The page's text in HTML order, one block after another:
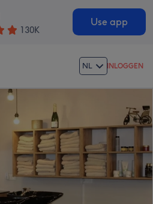
130K
Use app
NL INLOGGEN